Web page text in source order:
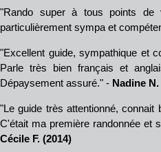
"Rando super à tous points de
particulièrement sympa et
"Excellent guide, sympathique et
Parle très bien français et
Dépaysement assuré." - Nadine N.
"Le guide très attentionné,
C'était ma première randonnée et
Cécile F. (2014)